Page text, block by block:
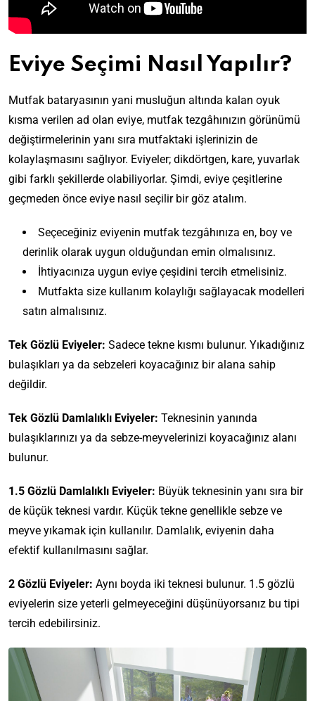
Eviye Seçimi Nasıl Yapılır?
Mutfak bataryasının yani musluğun altında kalan oyuk
kısma verilen ad olan eviye, mutfak tezgâhınızın görünümü
değiştirmelerinin yanı sıra mutfaktaki işlerinizin de
kolaylaşmasını sağlıyor. Eviyeler; dikdörtgen, kare, yuvarlak
gibi farklı şekillerde olabiliyorlar. Şimdi, eviye çeşitlerine
geçmeden önce eviye nasıl seçilir bir göz atalım.
Seçeceğiniz eviyenin mutfak tezgâhınıza en, boy ve
derinlik olarak uygun olduğundan emin olmalısınız.
İhtiyacınıza uygun eviye çeşidini tercih etmelisiniz.
Mutfakta size kullanım kolaylığı sağlayacak modelleri
satın almalısınız.
Tek Gözlü Eviyeler: Sadece tekne kısmı bulunur. Yıkadığınız
bulaşıkları ya da sebzeleri koyacağınız bir alana sahip
değildir.
Tek Gözlü Damlalıklı Eviyeler: Teknesinin yanında
bulaşıklarınızı ya da sebze-meyvelerinizi koyacağınız alanı
bulunur.
1.5 Gözlü Damlalıklı Eviyeler: Büyük teknesinin yanı sıra bir
de küçük teknesi vardır. Küçük tekne genellikle sebze ve
meyve yıkamak için kullanılır. Damlalık, eviyenin daha
efektif kullanılmasını sağlar.
2 Gözlü Eviyeler: Aynı boyda iki teknesi bulunur. 1.5 gözlü
eviyelerin size yeterli gelmeyeceğini düşünüyorsanız bu tipi
tercih edebilirsiniz.